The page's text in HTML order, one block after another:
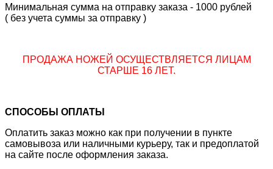
Минимальная сумма на отправку заказа - 1000 рублей
( без учета суммы за отправку )
ПРОДАЖА НОЖЕЙ ОСУЩЕСТВЛЯЕТСЯ ЛИЦАМ
СТАРШЕ 16 ЛЕТ.
СПОСОБЫ ОПЛАТЫ
Оплатить заказ можно как при получении в пункте
самовывоза или наличными курьеру, так и предоплатой
на сайте после оформления заказа.